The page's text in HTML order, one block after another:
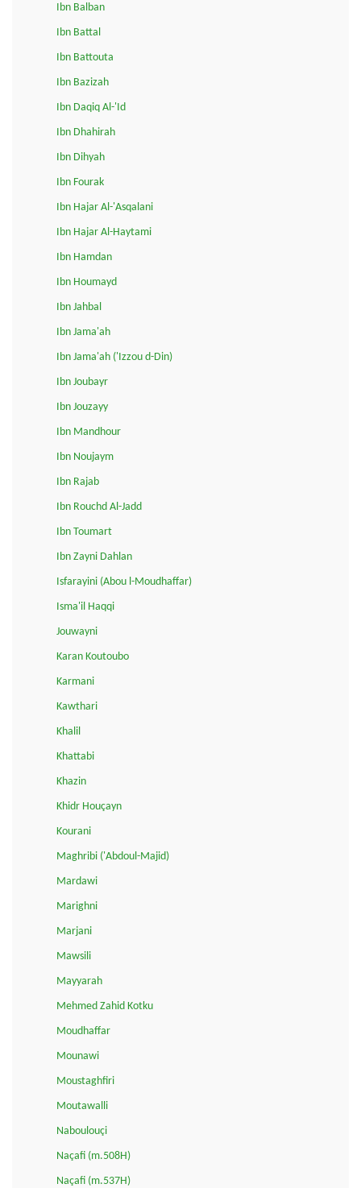
Ibn Balban
Ibn Battal
Ibn Battouta
Ibn Bazizah
Ibn Daqiq Al-'Id
Ibn Dhahirah
Ibn Dihyah
Ibn Fourak
Ibn Hajar Al-'Asqalani
Ibn Hajar Al-Haytami
Ibn Hamdan
Ibn Houmayd
Ibn Jahbal
Ibn Jama'ah
Ibn Jama'ah ('Izzou d-Din)
Ibn Joubayr
Ibn Jouzayy
Ibn Mandhour
Ibn Noujaym
Ibn Rajab
Ibn Rouchd Al-Jadd
Ibn Toumart
Ibn Zayni Dahlan
Isfarayini (Abou l-Moudhaffar)
Isma'il Haqqi
Jouwayni
Karan Koutoubo
Karmani
Kawthari
Khalil
Khattabi
Khazin
Khidr Houçayn
Kourani
Maghribi ('Abdoul-Majid)
Mardawi
Marighni
Marjani
Mawsili
Mayyarah
Mehmed Zahid Kotku
Moudhaffar
Mounawi
Moustaghfiri
Moutawalli
Naboulouçi
Naçafi (m.508H)
Naçafi (m.537H)